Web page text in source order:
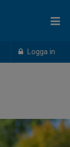
Logga in